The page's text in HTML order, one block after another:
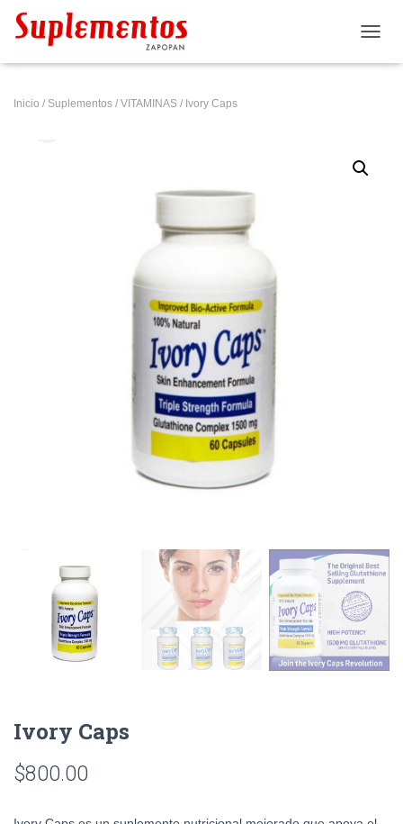
Inicio / Suplementos / VITAMINAS / Ivory Caps
Ivory Caps
$800.00